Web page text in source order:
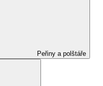
Peřiny a polštáře